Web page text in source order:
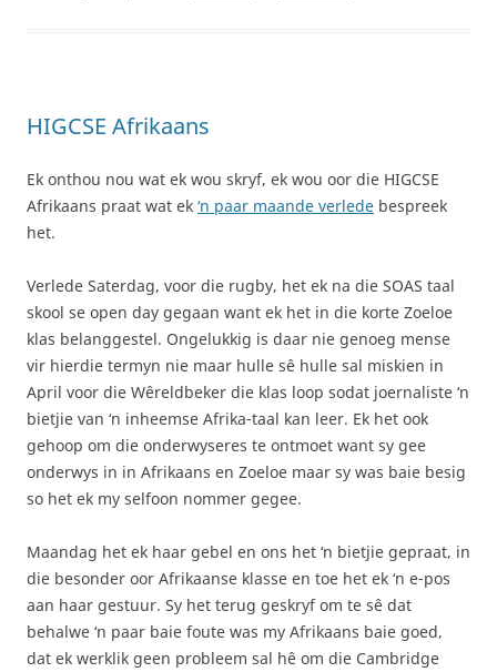
HIGCSE Afrikaans
Ek onthou nou wat ek wou skryf, ek wou oor die HIGCSE
Afrikaans praat wat ek ‘n paar maande verlede bespreek
het.
Verlede Saterdag, voor die rugby, het ek na die SOAS taal
skool se open day gegaan want ek het in die korte Zoeloe
klas belanggestel. Ongelukkig is daar nie genoeg mense
vir hierdie termyn nie maar hulle sê hulle sal miskien in
April voor die Wêreldbeker die klas loop sodat joernaliste ‘n
bietjie van ‘n inheemse Afrika-taal kan leer. Ek het ook
gehoop om die onderwyseres te ontmoet want sy gee
onderwys in in Afrikaans en Zoeloe maar sy was baie besig
so het ek my selfoon nommer gegee.
Maandag het ek haar gebel en ons het ‘n bietjie gepraat, in
die besonder oor Afrikaanse klasse en toe het ek ‘n e-pos
aan haar gestuur. Sy het terug geskryf om te sê dat
behalwe ‘n paar baie foute was my Afrikaans baie goed,
dat ek werklik geen probleem sal hê om die Cambridge